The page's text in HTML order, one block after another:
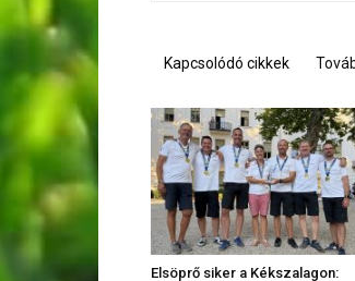
Kapcsolódó cikkek
Elsöprő siker a Kékszalagon: